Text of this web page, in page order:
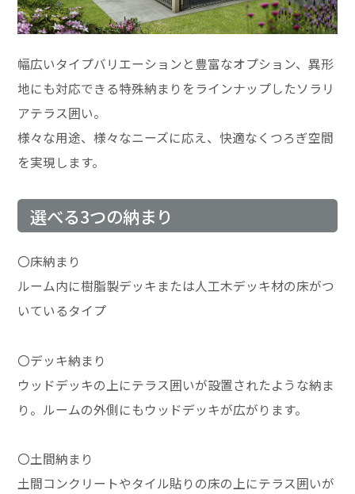
幅広いタイプバリエーションと豊富なオプション、異形
地にも対応できる特殊納まりをラインナップしたソラリ
アテラス囲い。
様々な用途、様々なニーズに応え、快適なくつろぎ空間
を実現します。
選べる3つの納まり
〇床納まり
ルーム内に樹脂製デッキまたは人工木デッキ材の床がつ
いているタイプ
〇デッキ納まり
ウッドデッキの上にテラス囲いが設置されたような納ま
り。ルームの外側にもウッドデッキが広がります。
〇土間納まり
土間コンクリートやタイル貼りの床の上にテラス囲いが